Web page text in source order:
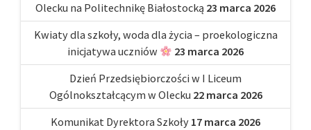
Olecku na Politechnikę Białostocką 23 marca 2026
Kwiaty dla szkoły, woda dla życia – proekologiczna
inicjatywa uczniów
23 marca 2026
Dzień Przedsiębiorczości w I Liceum
Ogólnokształcącym w Olecku 22 marca 2026
Komunikat Dyrektora Szkoły 17 marca 2026